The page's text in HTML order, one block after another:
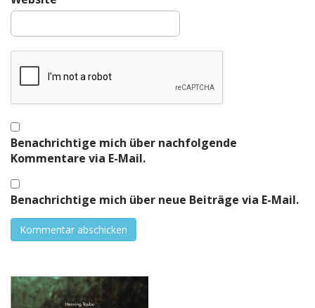
Benachrichtige mich über nachfolgende
Kommentare via E-Mail.
Benachrichtige mich über neue Beiträge via E-Mail.